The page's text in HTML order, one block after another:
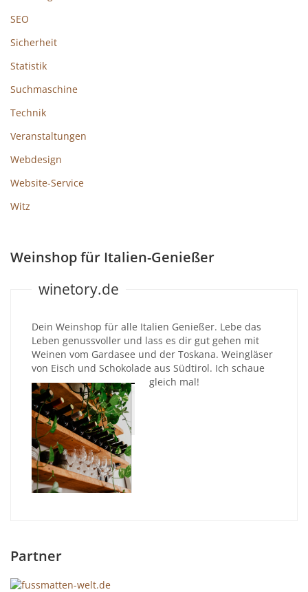
SEO
Sicherheit
Statistik
Suchmaschine
Technik
Veranstaltungen
Webdesign
Website-Service
Witz
Weinshop für Italien-Genießer
winetory.de
Dein Weinshop für alle Italien Genießer. Lebe das
Leben genussvoller und lass es dir gut gehen mit
Weinen vom Gardasee und der Toskana. Weingläser
von Eisch und Schokolade aus Südtirol. Ich schaue
gleich mal!
Partner